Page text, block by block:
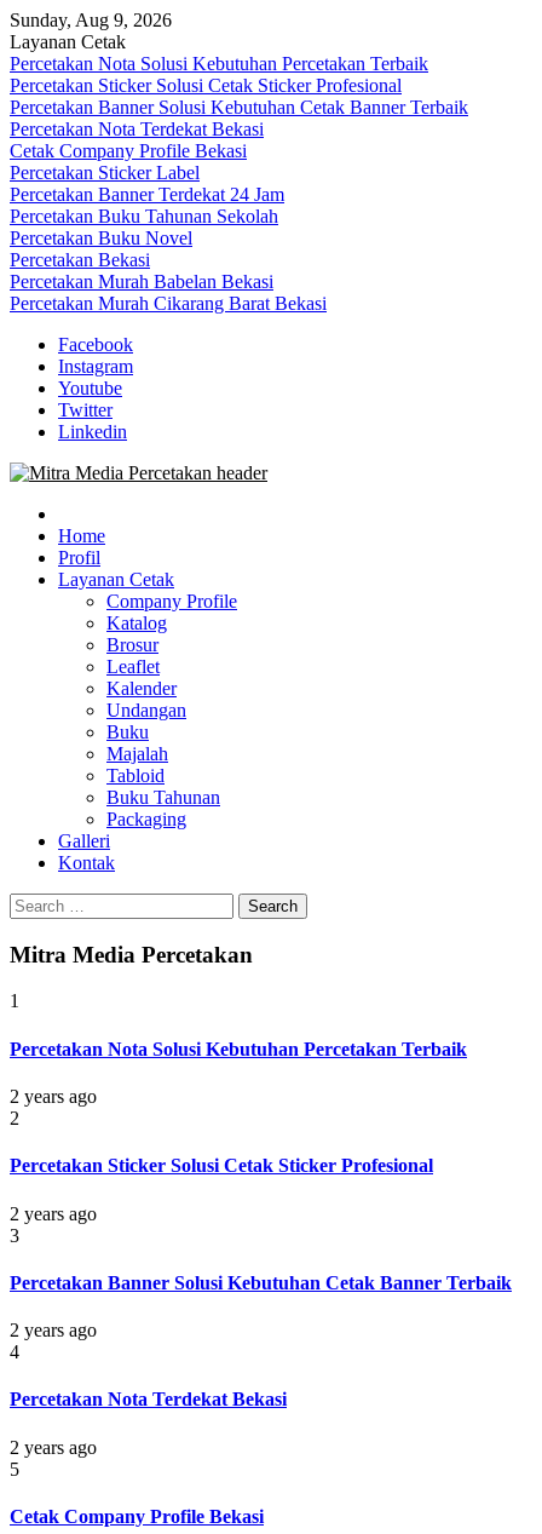
Skip
to
content
Sunday, Aug 9, 2026
Layanan Cetak
Percetakan Nota Solusi Kebutuhan Percetakan Terbaik
Percetakan Sticker Solusi Cetak Sticker Profesional
Percetakan Banner Solusi Kebutuhan Cetak Banner Terbaik
Percetakan Nota Terdekat Bekasi
Cetak Company Profile Bekasi
Percetakan Sticker Label
Percetakan Banner Terdekat 24 Jam
Percetakan Buku Tahunan Sekolah
Percetakan Buku Novel
Percetakan Bekasi
Percetakan Murah Babelan Bekasi
Percetakan Murah Cikarang Barat Bekasi
Facebook
Instagram
Youtube
Twitter
Linkedin
Mitra Media Percetakan Bekasi
0813-1670-6191
0813-1670-6191 (Call/WA) Perusahaan Tempat Alamat Jasa Pusat
Percetakan Bekasi Barat Timur Utara Selatan Murah 24 Jam
Home
Profil
Layanan Cetak
Company Profile
Katalog
Brosur
Leaflet
Kalender
Undangan
Buku
Majalah
Tabloid
Buku Tahunan
Packaging
Galleri
Kontak
Search
for:
Mitra Media Percetakan
1
Percetakan Nota Solusi Kebutuhan Percetakan Terbaik
2 years ago
2
Percetakan Sticker Solusi Cetak Sticker Profesional
2 years ago
3
Percetakan Banner Solusi Kebutuhan Cetak Banner Terbaik
2 years ago
4
Percetakan Nota Terdekat Bekasi
2 years ago
5
Cetak Company Profile Bekasi